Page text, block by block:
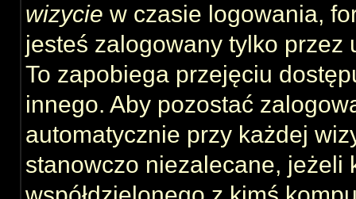
wizycie w czasie logowania,
jesteś zalogowany tylko
To zapobiega przejęciu
innego. Aby pozostać
automatycznie przy każdej
stanowczo niezalecane, jeżeli